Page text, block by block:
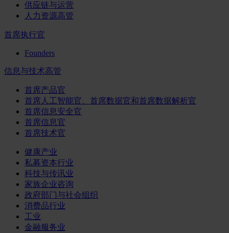
供应链与运营
人力资源高管
首席执行官
Founders
信息与技术高管
首席产品官
首席人工智能官、首席数据官和首席数据解析官
首席信息安全官
首席信息官
首席技术官
健康产业
私募资本行业
科技与传讯业
家族企业咨询
政府部门与社会组织
消费品行业
工业
金融服务业